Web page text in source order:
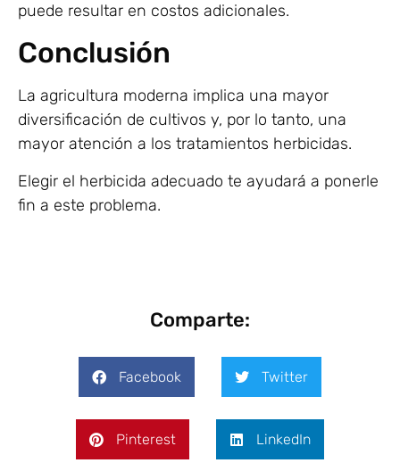
puede resultar en costos adicionales.
Conclusión
La agricultura moderna implica una mayor
diversificación de cultivos y, por lo tanto, una
mayor atención a los tratamientos herbicidas.
Elegir el herbicida adecuado te ayudará a ponerle
fin a este problema.
Comparte:
Facebook Twitter
Pinterest LinkedIn